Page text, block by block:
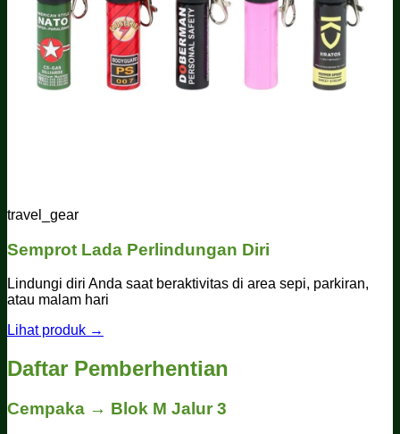
travel_gear
Semprot Lada Perlindungan Diri
Lindungi diri Anda saat beraktivitas di area sepi, parkiran,
atau malam hari
Lihat produk →
Daftar Pemberhentian
Cempaka → Blok M Jalur 3